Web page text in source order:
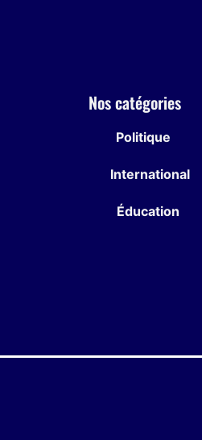
Nos catégories
Politique
International
Éducation